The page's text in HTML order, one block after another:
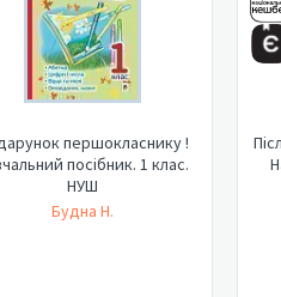
першокласнику !
посібник. 1 клас.
НУШ
Будна Н.